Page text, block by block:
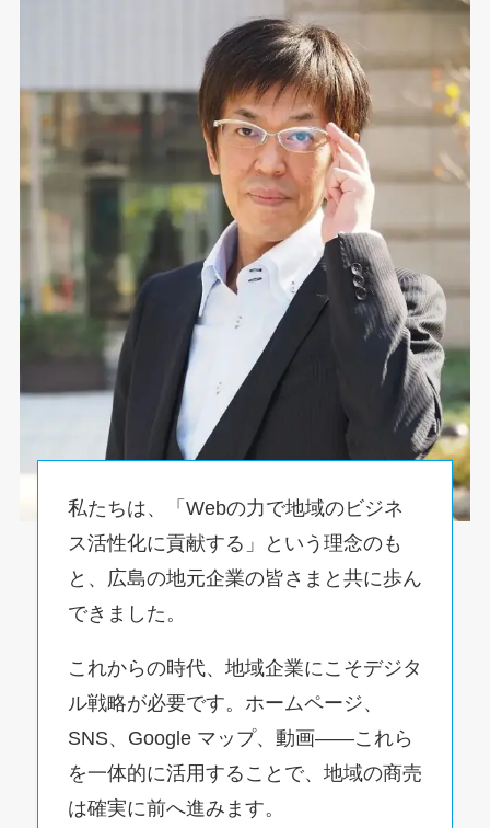
私たちは、「Webの力で地域のビジネ
ス活性化に貢献する」という理念のも
と、広島の地元企業の皆さまと共に歩ん
できました。
これからの時代、地域企業にこそデジタ
ル戦略が必要です。ホームページ、
SNS、Google マップ、動画——これら
を一体的に活用することで、地域の商売
は確実に前へ進みます。